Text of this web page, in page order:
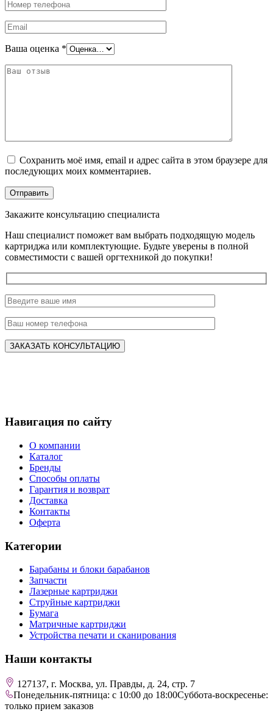
Ваша оценка *
Сохранить моё имя, email и адрес сайта в этом браузере для
последующих моих комментариев.
Закажите консультацию специалиста
Наш специалист поможет вам выбрать подходящую модель
картриджа или комплектующие. Будьте уверены в полной
совместимости с вашей оргтехникой до покупки!
Навигация по сайту
О компании
Каталог
Бренды
Способы оплаты
Гарантия и возврат
Доставка
Контакты
Оферта
Категории
Барабаны и блоки барабанов
Запчасти
Лазерные картриджи
Струйные картриджи
Бумага
Матричные картриджи
Устройства печати и сканирования
Наши контакты
127137, г. Москва, ул. Правды, д. 24, стр. 7
Понедельник-пятница: с 10:00 до 18:00Суббота-воскресенье:
только прием заказов